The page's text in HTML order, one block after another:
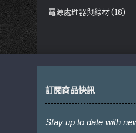
電源處理器與線材 (18)
訂閱商品快訊
Stay up to date with